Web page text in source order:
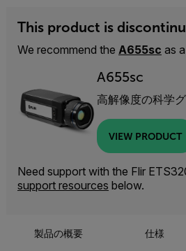
This product is
We recommend the A655sc as
A655sc
高解像度の科学
VIEW PRODUCT
Need support with the Flir
support resources below.
製品の概要 仕様